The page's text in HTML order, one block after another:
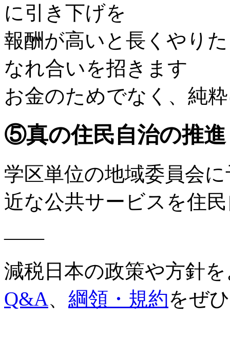
に引き下げを
報酬が高いと長くやり
なれ合いを招きます
お金のためでなく、純
⑤真の住民自治の推進
学区単位の地域委員会
近な公共サービスを住
——
減税日本の政策や方針
Q&A、 綱領・規約をぜ